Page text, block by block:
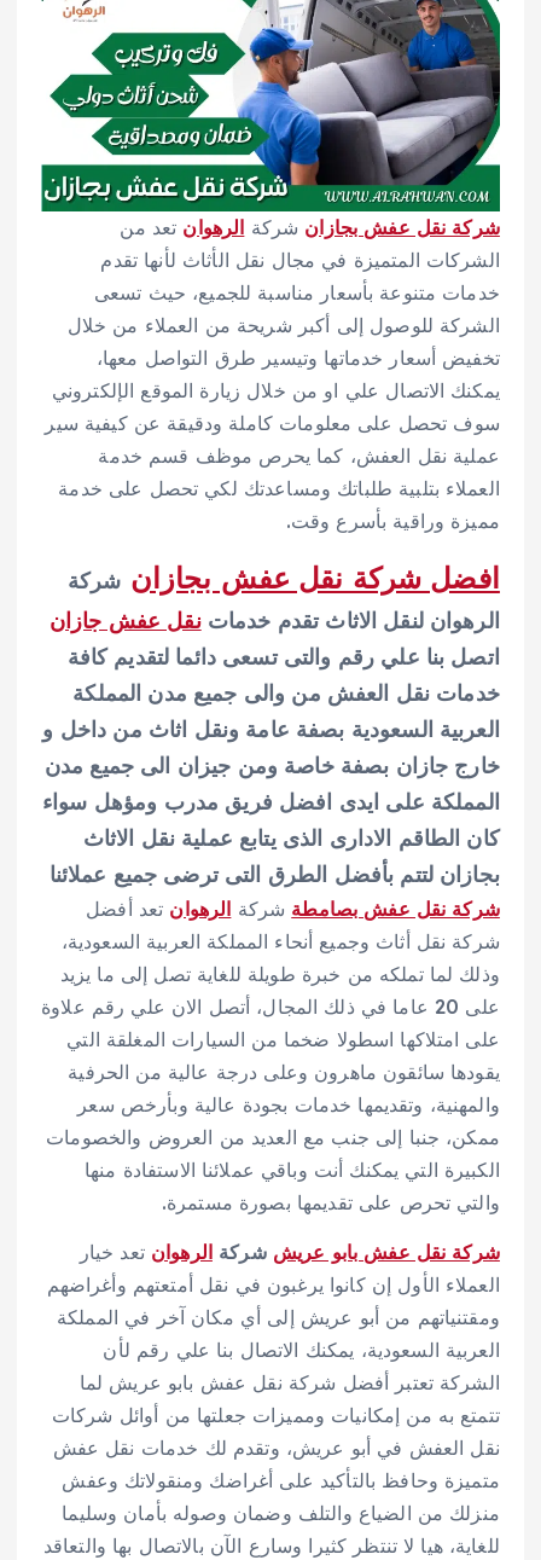
شركة نقل عفش بجازان شركة الرهوان تعد من
الشركات المتميزة في مجال نقل الأثاث لأنها تقدم
خدمات متنوعة بأسعار مناسبة للجميع، حيث تسعى
الشركة للوصول إلى أكبر شريحة من العملاء من خلال
تخفيض أسعار خدماتها وتيسير طرق التواصل معها،
يمكنك الاتصال علي او من خلال زيارة الموقع الإلكتروني
سوف تحصل على معلومات كاملة ودقيقة عن كيفية سير
عملية نقل العفش، كما يحرص موظف قسم خدمة
العملاء بتلبية طلباتك ومساعدتك لكي تحصل على خدمة
مميزة وراقية بأسرع وقت.
افضل شركة نقل عفش بجازان شركة
الرهوان لنقل الاثاث تقدم خدماتنقل عفش جازان
اتصل بنا علي رقم والتى تسعى دائما لتقديم كافة
خدمات نقل العفش من والى جميع مدن المملكة
العربية السعودية بصفة عامة ونقل اثاث من داخل و
خارج جازان بصفة خاصة ومن جيزان الى جميع مدن
المملكة على ايدى افضل فريق مدرب ومؤهل سواء
كان الطاقم الادارى الذى يتابع عملية نقل الاثاث
بجازان لتتم بأفضل الطرق التى ترضى جميع عملائنا
شركة نقل عفش بصامطة شركة الرهوان تعد أفضل
شركة نقل أثاث وجميع أنحاء المملكة العربية السعودية،
وذلك لما تملكه من خبرة طويلة للغاية تصل إلى ما يزيد
على 20 عاما في ذلك المجال، أتصل الان علي رقم علاوة
على امتلاكها اسطولا ضخما من السيارات المغلقة التي
يقودها سائقون ماهرون وعلى درجة عالية من الحرفية
والمهنية، وتقديمها خدمات بجودة عالية وبأرخص سعر
ممكن، جنبا إلى جنب مع العديد من العروض والخصومات
الكبيرة التي يمكنك أنت وباقي عملائنا الاستفادة منها
والتي تحرص على تقديمها بصورة مستمرة.
شركة نقل عفش بابو عريش شركةالرهوان تعد خيار
العملاء الأول إن كانوا يرغبون في نقل أمتعتهم وأغراضهم
ومقتنياتهم من أبو عريش إلى أي مكان آخر في المملكة
العربية السعودية، يمكنك الاتصال بنا علي رقم لأن
الشركة تعتبر أفضل شركة نقل عفش بابو عريش لما
تتمتع به من إمكانيات ومميزات جعلتها من أوائل شركات
نقل العفش في أبو عريش، وتقدم لك خدمات نقل عفش
متميزة وحافظ بالتأكيد على أغراضك ومنقولاتك وعفش
منزلك من الضياع والتلف وضمان وصوله بأمان وسليما
للغاية، هيا لا تنتظر كثيرا وسارع الآن بالاتصال بها والتعاقد